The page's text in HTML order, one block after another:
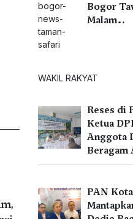
Bogor
Malam…
WAKIL RAKYAT
Reses di
Ketua
Anggota
Beragam
PAN